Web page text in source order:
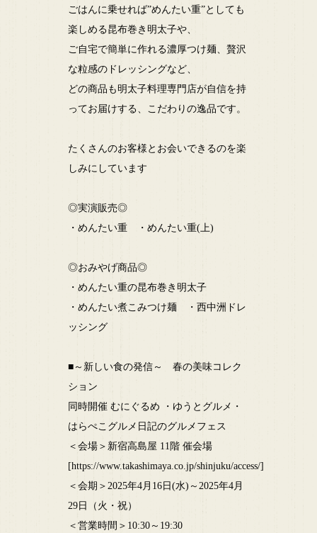
ごはんに乗せれば”めんたい重”としても
楽しめる昆布巻き明太子や、
ご自宅で簡単に作れる濃厚つけ麺、贅沢
な粒感のドレッシングなど、
どの商品も明太子料理専門店が自信を持
ってお届けする、こだわりの逸品です。
たくさんのお客様とお会いできるのを楽
しみにしています
◎実演販売◎
・めんたい重 ・めんたい重(上)
◎おみやげ商品◎
・めんたい重の昆布巻き明太子
・めんたい煮こみつけ麺 ・西中洲ドレ
ッシング
■～新しい食の発信～ 春の美味コレク
ション
同時開催 むにぐるめ ・ゆうとグルメ・
はらぺこグルメ日記のグルメフェス
＜会場＞新宿高島屋 11階 催会場
[https://www.takashimaya.co.jp/shinjuku/access/]
＜会期＞2025年4月16日(水)～2025年4月
29日（火・祝）
＜営業時間＞10:30～19:30